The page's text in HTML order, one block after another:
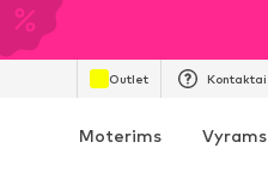
Outlet
Moterims Vyrams